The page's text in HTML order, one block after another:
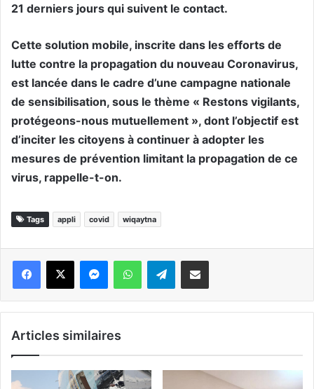
21 derniers jours qui suivent le contact.
Cette solution mobile, inscrite dans les efforts de
lutte contre la propagation du nouveau Coronavirus,
est lancée dans le cadre d’une campagne nationale
de sensibilisation, sous le thème « Restons vigilants,
protégeons-nous mutuellement », dont l’objectif est
d’inciter les citoyens à continuer à adopter les
mesures de prévention limitant la propagation de ce
virus, rappelle-t-on.
Tags appli covid wiqaytna
WhatsApp Telegram
Articles similaires